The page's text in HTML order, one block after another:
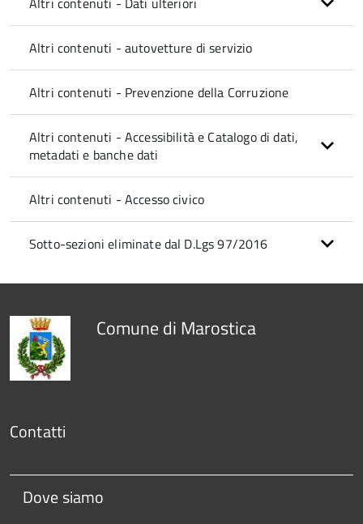
Altri contenuti - autovetture di servizio
Altri contenuti - Prevenzione della Corruzione
Altri contenuti - Accessibilità e Catalogo di dati,
metadati e banche dati
Altri contenuti - Accesso civico
Sotto-sezioni eliminate dal D.Lgs 97/2016
Comune di Marostica
Contatti
Dove siamo